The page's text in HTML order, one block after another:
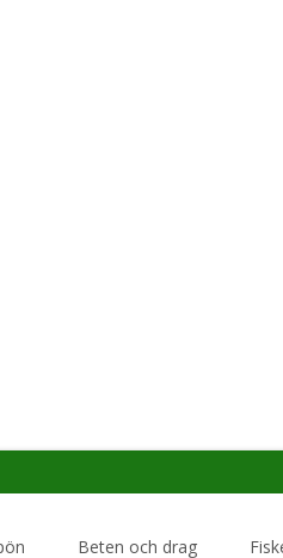
Beten och drag